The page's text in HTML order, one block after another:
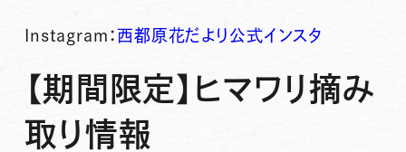
Instagram：西都原花だより公式インスタ
【期間限定】ヒマワリ摘み
取り情報